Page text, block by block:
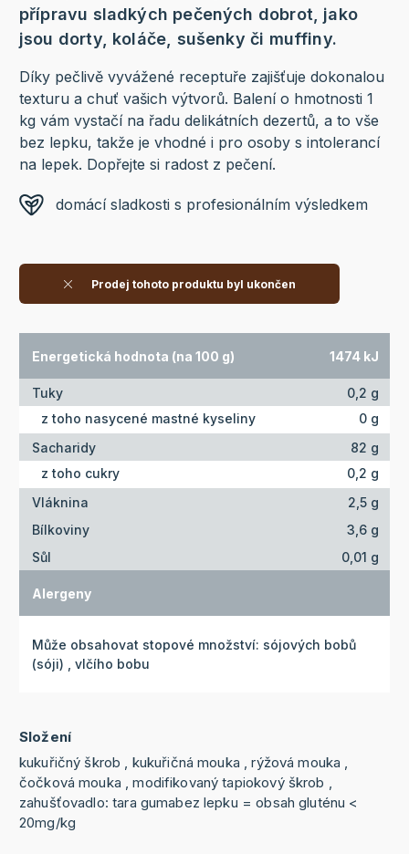
přípravu sladkých pečených dobrot, jako
jsou dorty, koláče, sušenky či muffiny.
Díky pečlivě vyvážené receptuře zajišťuje dokonalou
texturu a chuť vašich výtvorů. Balení o hmotnosti 1
kg vám vystačí na řadu delikátních dezertů, a to vše
bez lepku, takže je vhodné i pro osoby s intolerancí
na lepek. Dopřejte si radost z pečení.
domácí sladkosti s profesionálním výsledkem
Prodej tohoto produktu byl ukončen
Energetická hodnota (na 100 g) 1474 kJ
Tuky
0,2 g
z toho nasycené mastné kyseliny
0 g
Sacharidy
82 g
z toho cukry
0,2 g
Vláknina
2,5 g
Bílkoviny
3,6 g
Sůl
0,01 g
Alergeny
Může obsahovat stopové množství: sójových bobů
(sóji) , vlčího bobu
Složení
kukuřičný škrob , kukuřičná mouka , rýžová mouka ,
čočková mouka , modifikovaný tapiokový škrob ,
zahušťovadlo: tara gumabez lepku = obsah gluténu <
20mg/kg